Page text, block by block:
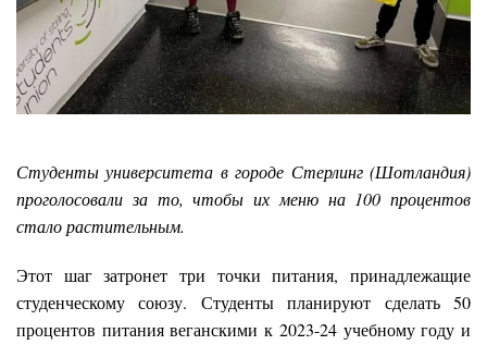
Студенты университета в городе Стерлинг (Шотландия)
проголосовали за то, чтобы их меню на 100 процентов
стало растительным.
Этот шаг затронет три точки питания, принадлежащие
студенческому союзу. Студенты планируют сделать 50
процентов питания веганскими к 2023-24 учебному году и